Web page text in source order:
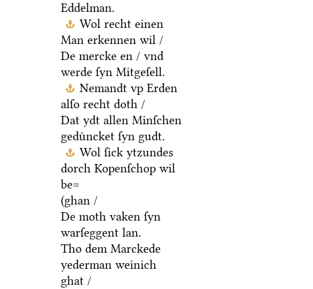
Eddelman.
Wol recht einen
Man erkennen wil /
De mercke en / vnd
werde ſyn Mitgeſell.
Nemandt vp Erden
alſo recht doth /
Dat ydt allen Minſchen
geduͤncket ſyn gudt.
Wol ſick ytzundes
dorch Kopenſchop wil
be=
(ghan /
De moth vaken ſyn
warſeggent lan.
Tho dem Marckede
yederman weinich
ghat /